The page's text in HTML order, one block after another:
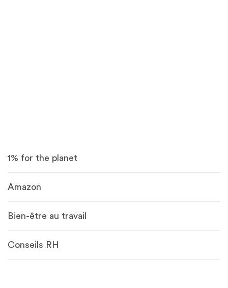
1% for the planet
Amazon
Bien-être au travail
Conseils RH